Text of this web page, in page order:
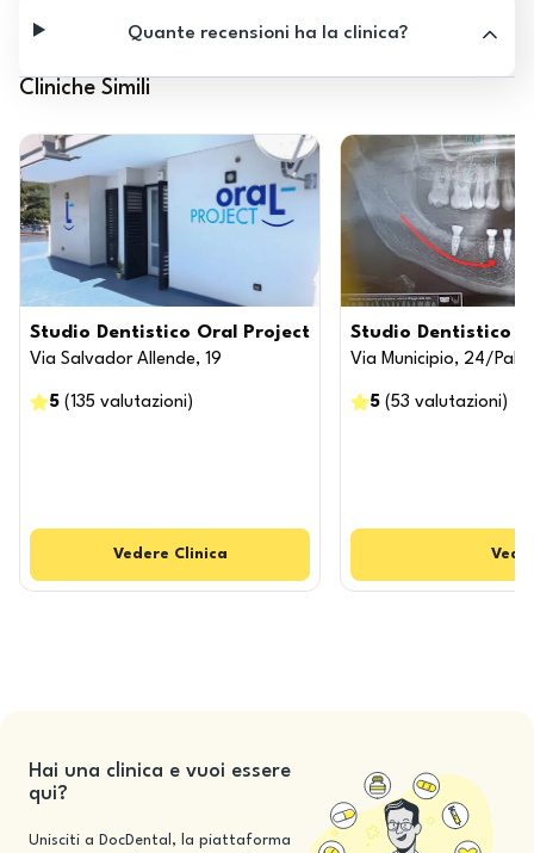
Quante recensioni ha la clinica?
Cliniche Simili
Studio Dentistico Oral Project
Via Salvador Allende, 19
5 (135 valutazioni )
Vedere Clinica
Studio Dentistico
Via Municipio, 24/
5 (53 valutazioni )
Hai una clinica e vuoi essere
qui?
Unisciti a DocDental, la piattaforma